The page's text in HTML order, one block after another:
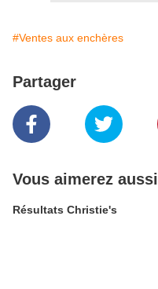
#Ventes aux enchères
Partager
Vous aimerez aussi
Résultats Christie's